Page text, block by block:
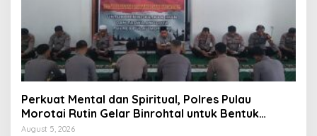
Perkuat Mental dan Spiritual, Polres Pulau
Morotai Rutin Gelar Binrohtal untuk Bentuk
Personel Berintegritas
August 5, 2026